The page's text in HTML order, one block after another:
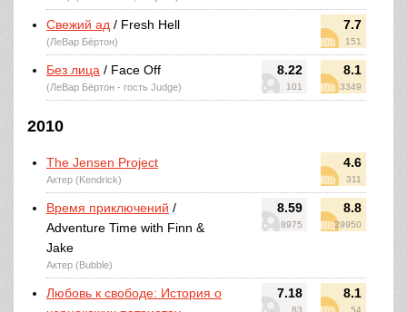
7.7
151
Свежий ад / Fresh Hell
(ЛеВар Бёртон)
8.22
101
8.1
3349
Без лица / Face Off
(ЛеВар Бёртон - гость Judge)
2010
4.6
311
The Jensen Project
Актер (Kendrick)
8.59
8975
8.8
29950
Время приключений /
Adventure Time with Finn &
Jake
Актер (Bubble)
7.18
83
8.1
54
Любовь к свободе: История о